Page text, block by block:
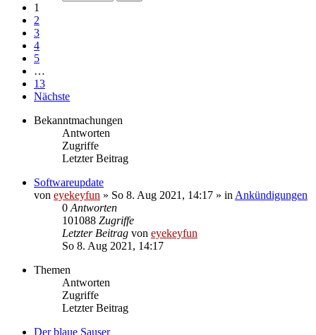
1
2
3
4
5
…
13
Nächste
Bekanntmachungen
Antworten
Zugriffe
Letzter Beitrag
Softwareupdate
von eyekeyfun » So 8. Aug 2021, 14:17 » in Ankündigungen
0 Antworten
101088 Zugriffe
Letzter Beitrag von eyekeyfun
So 8. Aug 2021, 14:17
Themen
Antworten
Zugriffe
Letzter Beitrag
Der blaue Sauser